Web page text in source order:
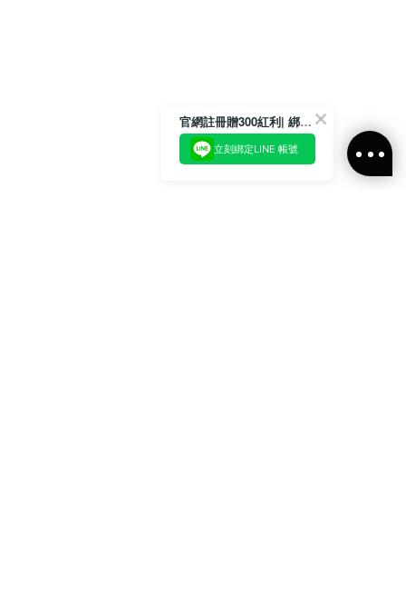
官網註冊贈300紅利| 綁定LINE再領取專屬優惠
立刻綁定LINE 帳號